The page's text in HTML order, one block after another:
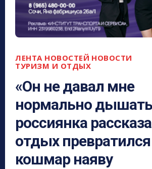
ЛЕНТА НОВОСТЕЙ НОВОСТИ
ТУРИЗМ И ОТДЫХ
«Он не давал мне
нормально
россиянка
отдых
кошмар наяву